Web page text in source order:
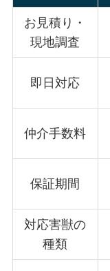
お見積り・
現地調査
即日対応
仲介手数料
保証期間
対応害獣の
種類